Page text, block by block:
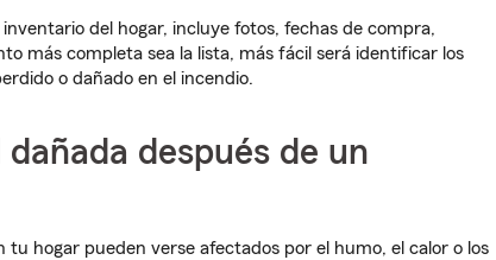
del hogar, incluye fotos, fechas de compra,
más completa sea la lista, más fácil será identificar los
o dañado en el incendio.
después de un
hogar pueden verse afectados por el humo, el calor o los